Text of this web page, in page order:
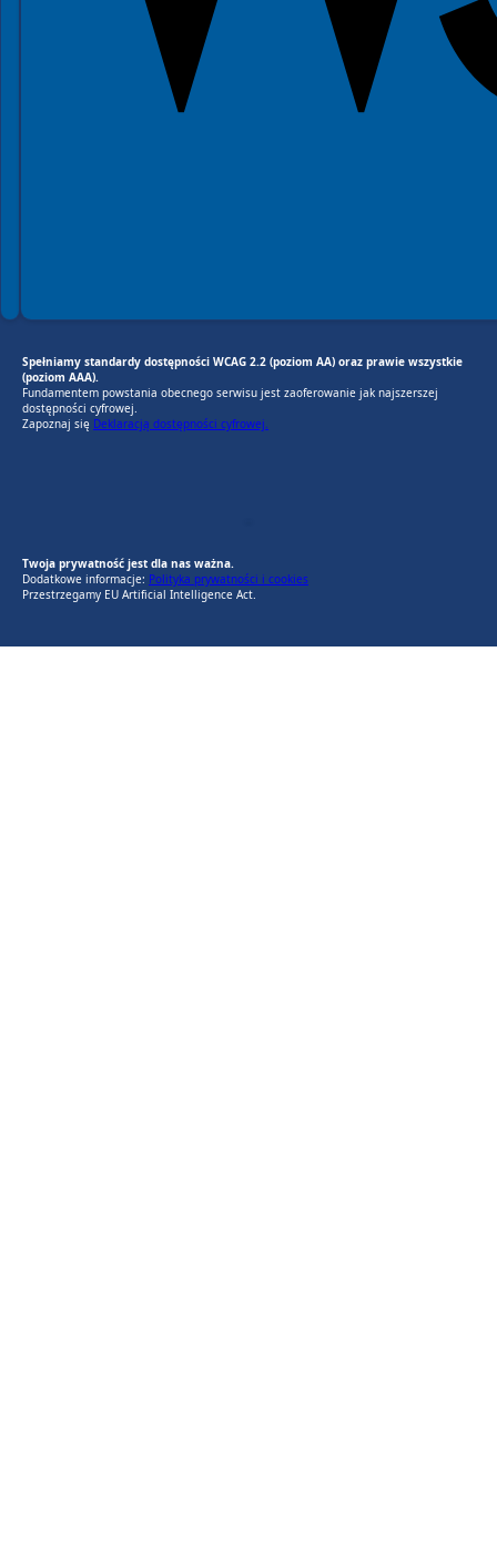
Spełniamy standardy dostępności WCAG 2.2 (poziom AA) oraz prawie wszystkie
(poziom AAA).
Fundamentem powstania obecnego serwisu jest zaoferowanie jak najszerszej
dostępności cyfrowej.
Zapoznaj się Deklaracją dostępności cyfrowej.
Twoja prywatność jest dla nas ważna.
Dodatkowe informacje: Polityka prywatności i cookies
Przestrzegamy EU Artificial Intelligence Act.